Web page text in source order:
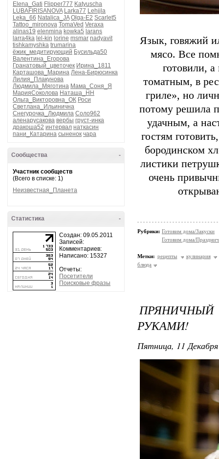
Elena_Gati Flipper777 Katyuscha
LUBAFIRISANOVA Larka77 Lehjjla
Leka_66 Natalica_JA Olga-E2 Scarlet5
Tattoo_mironova TomaVed Veraxa
alinas19 elenmina kowka5 larans
larra4ka lel-kin lorine msmar nadyavit
tishkamyshka trumarina
ёжик_медитирующий Бусильда50
Валентина_Егорова
Гранатовый_цветочек Ирина_1811
Карташова_Марина Лена-Бирюсинка
Лилия_Плакунова
Людмила_Мяготина Мама_Соня_Я
МарияСоколова Наташа_НН
Ольга_Викторовна_ОК Роси
Светлана_Ильинична
Снегурочка_Людмила Соло962
аленарусакова вербы груст-инка
дракоша52 интервал наткасин
пани_Катарина сыненок чара
-
Сообщества
Участник сообществ
(Всего в списке: 1)
Неизвестная_Планета
-
Статистика
Создан: 09.05.2011
Записей:
Комментариев:
Написано: 15327
Отчеты:
Посетители
Поисковые фразы
Язык, говяжий
мясо. Все
готовили,
томатным, в
гриле», но
потому решила
удачным, а
гостям
бородинском
листики
очень
Рубрики: Готовим дома/Закуски
Готовим дома/
Метки: рецепты
кулинария
блюда
РУКАМИ!
Пятница, 11